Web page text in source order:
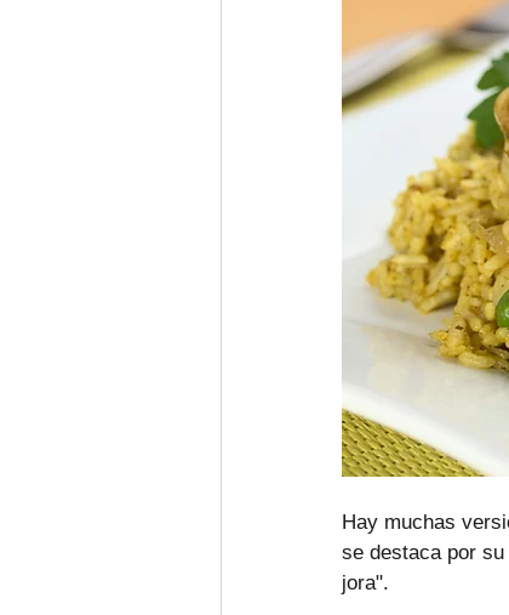
Hay muchas
se destaca por
jora".